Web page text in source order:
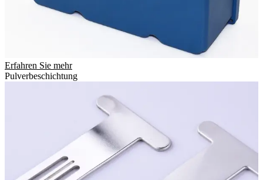
Erfahren Sie mehr
Pulverbeschichtung